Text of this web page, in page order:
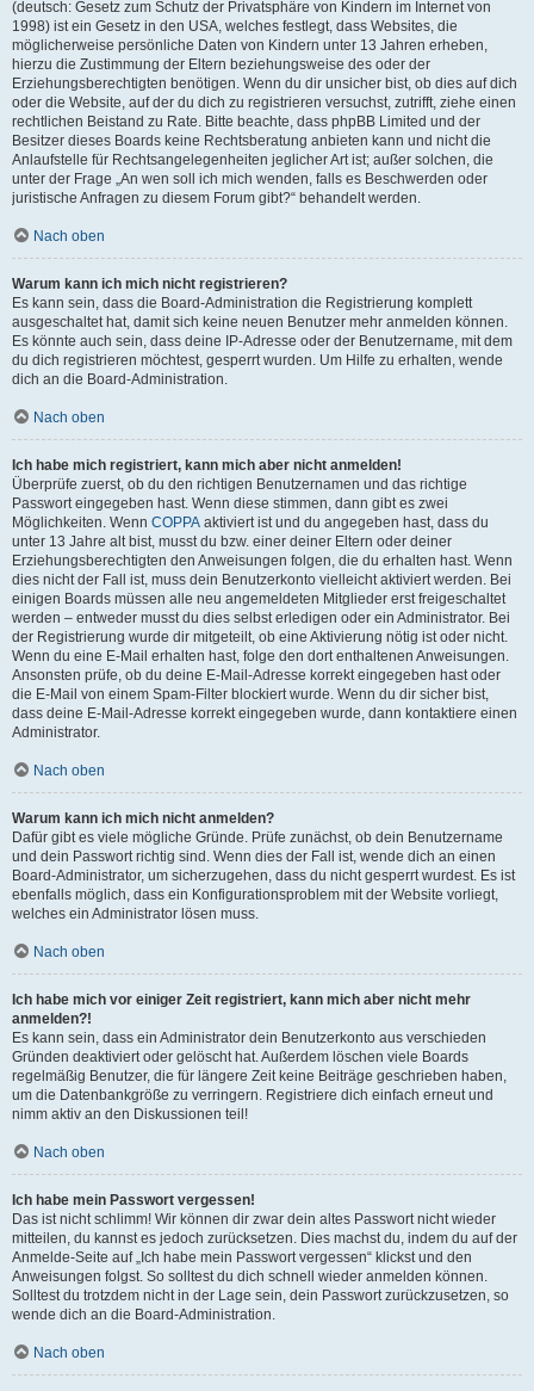
(deutsch: Gesetz zum Schutz der Privatsphäre von Kindern im Internet von
1998) ist ein Gesetz in den USA, welches festlegt, dass Websites, die
möglicherweise persönliche Daten von Kindern unter 13 Jahren erheben,
hierzu die Zustimmung der Eltern beziehungsweise des oder der
Erziehungsberechtigten benötigen. Wenn du dir unsicher bist, ob dies auf dich
oder die Website, auf der du dich zu registrieren versuchst, zutrifft, ziehe einen
rechtlichen Beistand zu Rate. Bitte beachte, dass phpBB Limited und der
Besitzer dieses Boards keine Rechtsberatung anbieten kann und nicht die
Anlaufstelle für Rechtsangelegenheiten jeglicher Art ist; außer solchen, die
unter der Frage „An wen soll ich mich wenden, falls es Beschwerden oder
juristische Anfragen zu diesem Forum gibt?“ behandelt werden.
Nach oben
Warum kann ich mich nicht registrieren?
Es kann sein, dass die Board-Administration die Registrierung komplett
ausgeschaltet hat, damit sich keine neuen Benutzer mehr anmelden können.
Es könnte auch sein, dass deine IP-Adresse oder der Benutzername, mit dem
du dich registrieren möchtest, gesperrt wurden. Um Hilfe zu erhalten, wende
dich an die Board-Administration.
Nach oben
Ich habe mich registriert, kann mich aber nicht anmelden!
Überprüfe zuerst, ob du den richtigen Benutzernamen und das richtige
Passwort eingegeben hast. Wenn diese stimmen, dann gibt es zwei
Möglichkeiten. Wenn COPPA aktiviert ist und du angegeben hast, dass du
unter 13 Jahre alt bist, musst du bzw. einer deiner Eltern oder deiner
Erziehungsberechtigten den Anweisungen folgen, die du erhalten hast. Wenn
dies nicht der Fall ist, muss dein Benutzerkonto vielleicht aktiviert werden. Bei
einigen Boards müssen alle neu angemeldeten Mitglieder erst freigeschaltet
werden – entweder musst du dies selbst erledigen oder ein Administrator. Bei
der Registrierung wurde dir mitgeteilt, ob eine Aktivierung nötig ist oder nicht.
Wenn du eine E-Mail erhalten hast, folge den dort enthaltenen Anweisungen.
Ansonsten prüfe, ob du deine E-Mail-Adresse korrekt eingegeben hast oder
die E-Mail von einem Spam-Filter blockiert wurde. Wenn du dir sicher bist,
dass deine E-Mail-Adresse korrekt eingegeben wurde, dann kontaktiere einen
Administrator.
Nach oben
Warum kann ich mich nicht anmelden?
Dafür gibt es viele mögliche Gründe. Prüfe zunächst, ob dein Benutzername
und dein Passwort richtig sind. Wenn dies der Fall ist, wende dich an einen
Board-Administrator, um sicherzugehen, dass du nicht gesperrt wurdest. Es ist
ebenfalls möglich, dass ein Konfigurationsproblem mit der Website vorliegt,
welches ein Administrator lösen muss.
Nach oben
Ich habe mich vor einiger Zeit registriert, kann mich aber nicht mehr
anmelden?!
Es kann sein, dass ein Administrator dein Benutzerkonto aus verschieden
Gründen deaktiviert oder gelöscht hat. Außerdem löschen viele Boards
regelmäßig Benutzer, die für längere Zeit keine Beiträge geschrieben haben,
um die Datenbankgröße zu verringern. Registriere dich einfach erneut und
nimm aktiv an den Diskussionen teil!
Nach oben
Ich habe mein Passwort vergessen!
Das ist nicht schlimm! Wir können dir zwar dein altes Passwort nicht wieder
mitteilen, du kannst es jedoch zurücksetzen. Dies machst du, indem du auf der
Anmelde-Seite auf „Ich habe mein Passwort vergessen“ klickst und den
Anweisungen folgst. So solltest du dich schnell wieder anmelden können.
Solltest du trotzdem nicht in der Lage sein, dein Passwort zurückzusetzen, so
wende dich an die Board-Administration.
Nach oben